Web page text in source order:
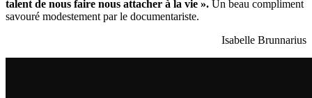
talent de nous faire nous attacher à la vie ». Un beau compliment
savouré modestement par le documentariste.
Isabelle Brunnarius